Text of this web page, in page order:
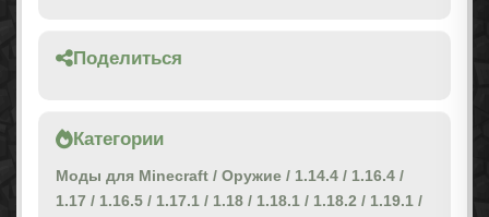
Поделиться
Категории
Моды для Minecraft / Оружие / 1.14.4 / 1.16.4 /
1.17 / 1.16.5 / 1.17.1 / 1.18 / 1.18.1 / 1.18.2 / 1.19.1 /